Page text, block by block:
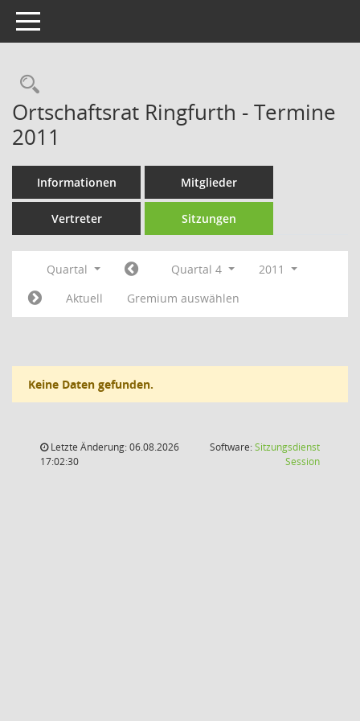
Toggle navigation
Rechercheauswahl
Ortschaftsrat Ringfurth - Termine
2011
Informationen Mitglieder
Vertreter Sitzungen
Quartal Quartal 4
2011
Aktuell
Gremium auswählen
Keine Daten gefunden.
Letzte Änderung: 06.08.2026
17:02:30
Software:Sitzungsdienst
Session(Wird in